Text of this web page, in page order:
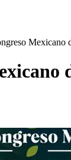
Mexicano